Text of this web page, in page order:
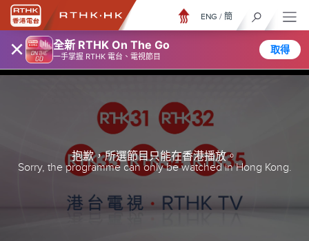
× 全新 RTHK On The Go
一手掌握 RTHK 電台、電視節目
取得
ENG / 簡
抱歉，所選節目只能在香港播放。
Sorry, the programme can only be watched in Hong Kong.